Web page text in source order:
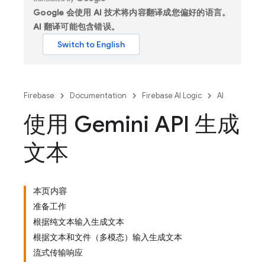
Google 会使用 AI 技术将内容翻译成您偏好的语言。
AI 翻译可能包含错误。
Firebase Documentation Firebase AI Logic AI
使用 Gemini API 生成
文本
本页内容
准备工作
根据纯文本输入生成文本
根据文本和文件（多模态）输入生成文本
流式传输响应